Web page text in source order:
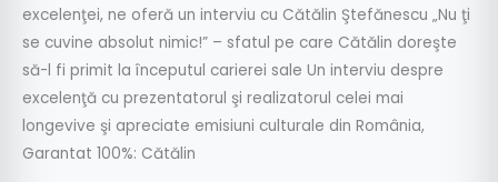
excelenţei, ne oferă un interviu cu Cătălin Ştefănescu „Nu ţi
se cuvine absolut nimic!” – sfatul pe care Cătălin doreşte
să-l fi primit la începutul carierei sale Un interviu despre
excelenţă cu prezentatorul şi realizatorul celei mai
longevive şi apreciate emisiuni culturale din România,
Garantat 100%: Cătălin